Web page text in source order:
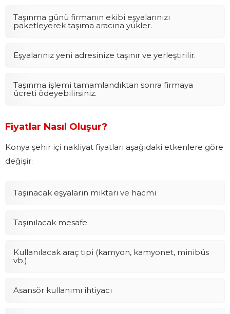
Taşınma günü firmanın ekibi eşyalarınızı
paketleyerek taşıma aracına yükler.
Eşyalarınız yeni adresinize taşınır ve yerleştirilir.
Taşınma işlemi tamamlandıktan sonra firmaya
ücreti ödeyebilirsiniz.
Fiyatlar Nasıl Oluşur?
Konya şehir içi nakliyat fiyatları aşağıdaki etkenlere göre
değişir:
Taşınacak eşyaların miktarı ve hacmi
Taşınılacak mesafe
Kullanılacak araç tipi (kamyon, kamyonet, minibüs
vb.)
Asansör kullanımı ihtiyacı